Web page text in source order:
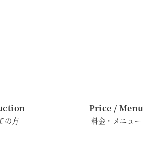
の方
Price / Menu
料金・メニュー